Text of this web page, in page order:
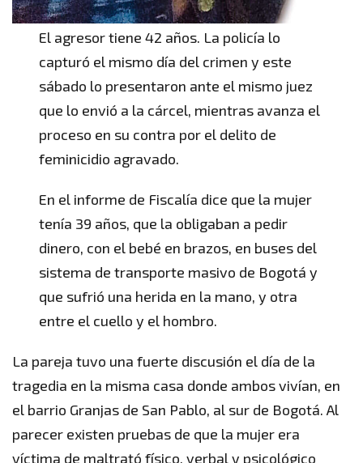
El agresor tiene 42 años. La policía lo
capturó el mismo día del crimen y este
sábado lo presentaron ante el mismo juez
que lo envió a la cárcel, mientras avanza el
proceso en su contra por el delito de
feminicidio agravado.
En el informe de Fiscalía dice que la mujer
tenía 39 años, que la obligaban a pedir
dinero, con el bebé en brazos, en buses del
sistema de transporte masivo de Bogotá y
que sufrió una herida en la mano, y otra
entre el cuello y el hombro.
La pareja tuvo una fuerte discusión el día de la
tragedia en la misma casa donde ambos vivían, en
el barrio Granjas de San Pablo, al sur de Bogotá. Al
parecer existen pruebas de que la mujer era
víctima de maltrató físico, verbal y psicológico